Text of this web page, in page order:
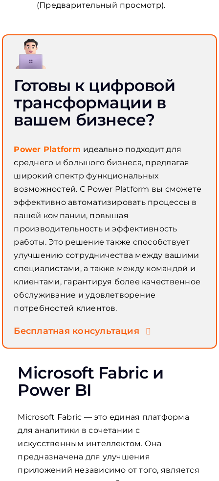
(Предварительный просмотр).
Готовы к цифровой
трансформации в
вашем бизнесе?
Power Platform идеально подходит для
среднего и большого бизнеса, предлагая
широкий спектр функциональных
возможностей. С Power Platform вы сможете
эффективно автоматизировать процессы в
вашей компании, повышая
производительность и эффективность
работы. Это решение также способствует
улучшению сотрудничества между вашими
специалистами, а также между командой и
клиентами, гарантируя более качественное
обслуживание и удовлетворение
потребностей клиентов.
Бесплатная консультация
Microsoft Fabric и
Power BI
Microsoft Fabric — это единая платформа
для аналитики в сочетании с
искусственным интеллектом. Она
предназначена для улучшения
приложений независимо от того, является